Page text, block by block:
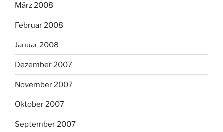
März 2008
Februar 2008
Januar 2008
Dezember 2007
November 2007
Oktober 2007
September 2007